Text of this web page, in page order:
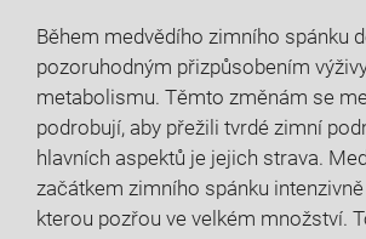
Během medvědího zimního spánku
pozoruhodným přizpůsobením
metabolismu. Těmto změnám se
podrobují, aby přežili tvrdé⁣ zimní
hlavních aspektů je jejich strava.
začátkem zimního spánku
kterou pozřou ve velkém množství.